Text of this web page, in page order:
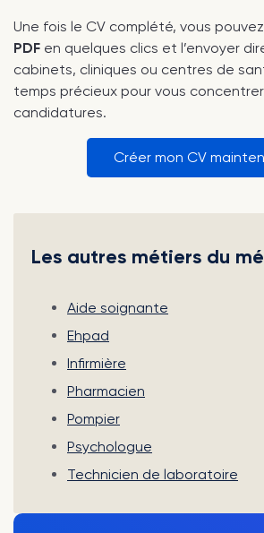
Une fois le CV complété, vous
PDF en quelques clics et l’envoyer
cabinets, cliniques ou centres de
temps précieux pour vous
candidatures.
Créer mon CV
Les autres métiers du
Aide soignante
Ehpad
Infirmière
Pharmacien
Pompier
Psychologue
Technicien de laboratoire